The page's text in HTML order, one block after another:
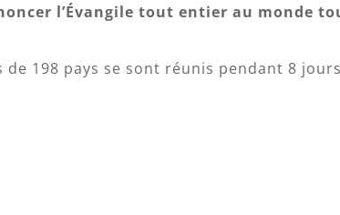
l’Évangile tout entier au monde
198 pays se sont réunis pendant 8